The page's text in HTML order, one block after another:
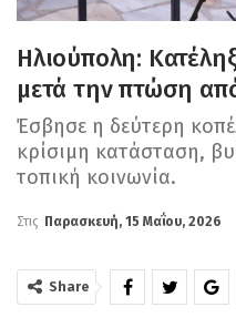
Ηλιούπολη:
μετά την πτώση
Έσβησε η δεύτερη
κρίσιμη κατάσταση,
τοπική κοινωνία.
Στις Παρασκευή, 15 Μαΐου, 2026
Share